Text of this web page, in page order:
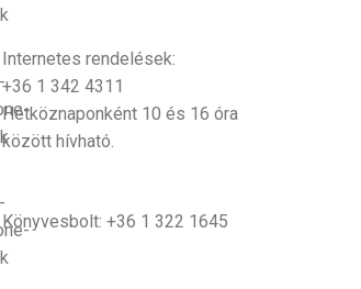
Internetes rendelések:
+36 1 342 4311
Hétköznaponként 10 és 16 óra
között hívható.
Könyvesbolt: +36 1 322 1645